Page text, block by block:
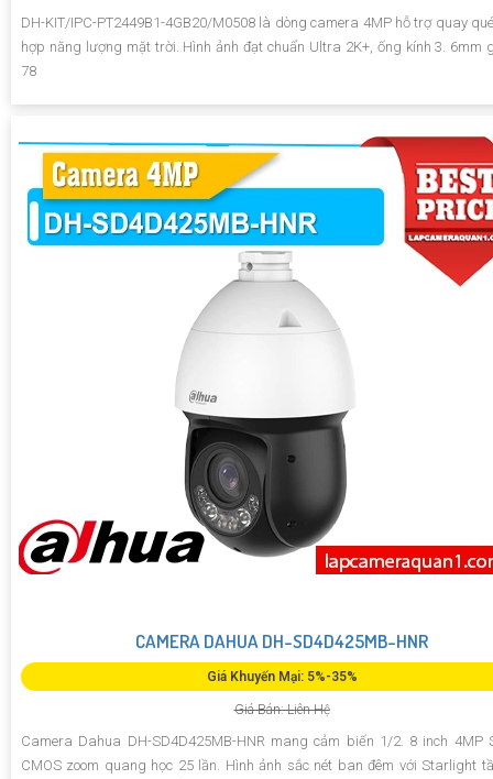
DH-KIT/IPC-PT2449B1-4GB20/M0508 là dòng camera 4MP hỗ trợ quay
hợp năng lượng mặt trời. Hình ảnh đạt chuẩn Ultra 2K+, ống kính 3. 6mm
78
CAMERA DAHUA DH-SD4D425MB-HNR
Giá Khuyến Mại: 5%-35%
Giá Bán: Liên Hệ
Camera Dahua DH-SD4D425MB-HNR mang cảm biến 1/2. 8 inch 4MP
CMOS zoom quang học 25 lần. Hình ảnh sắc nét ban đêm với Starlight